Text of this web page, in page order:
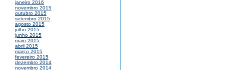
janeiro 2016
novembro 2015
outubro 2015
setembro 2015
agosto 2015
julho 2015
junho 2015
maio 2015
abril 2015
março 2015
fevereiro 2015
dezembro 2014
novembro 2014